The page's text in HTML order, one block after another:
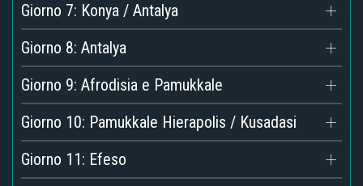
Giorno 7: Konya / Antalya
Giorno 8: Antalya
Giorno 9: Afrodisia e Pamukkale
Giorno 10: Pamukkale Hierapolis / Kusadasi
Giorno 11: Efeso